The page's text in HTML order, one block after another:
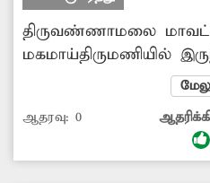
திருவண்ணாமலை
மகமாய்திருமணியில்
என்ற பஸ் சென்னைக்கு
அந்த பஸ்சை இடையே
நிறுத்தப்பட்ட பஸ்சை
சம்பந்தப்பட்ட
ஆதரவு: 0